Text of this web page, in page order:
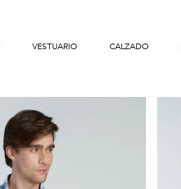
VESTUARIO CALZADO